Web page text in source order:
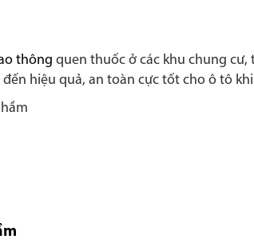
thông quen thuốc ở các khu chung cư,
hiệu quả, an toàn cực tốt cho ô tô